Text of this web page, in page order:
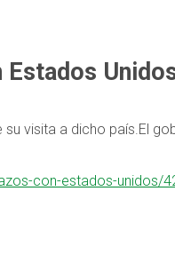
visita a dicho país.El
con-estados-unidos/